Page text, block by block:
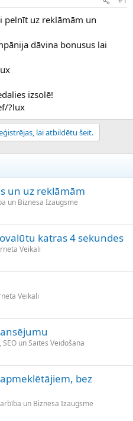
pelnīt uz reklāmām un
dāvina bonusus lai
izsolē!
?lux
lai atbildētu šeit.
un uz reklāmām
un Biznesa Izaugsme
katras 4 sekundes
Veikali
Veikali
un Saites Veidošana
bez
un Biznesa Izaugsme